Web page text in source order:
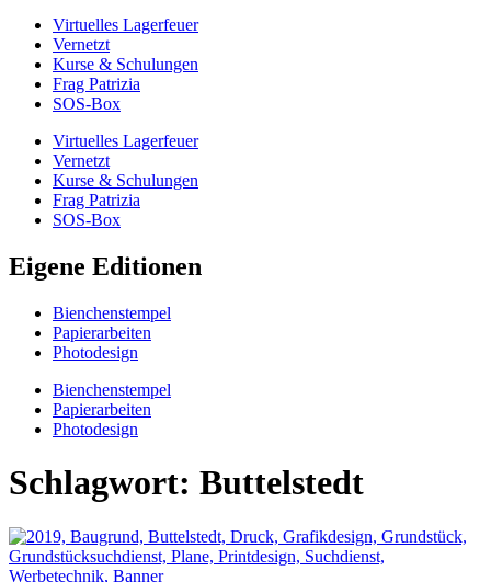
Virtuelles Lagerfeuer
Vernetzt
Kurse & Schulungen
Frag Patrizia
SOS-Box
Virtuelles Lagerfeuer
Vernetzt
Kurse & Schulungen
Frag Patrizia
SOS-Box
Eigene Editionen
Bienchenstempel
Papierarbeiten
Photodesign
Bienchenstempel
Papierarbeiten
Photodesign
Schlagwort: Buttelstedt